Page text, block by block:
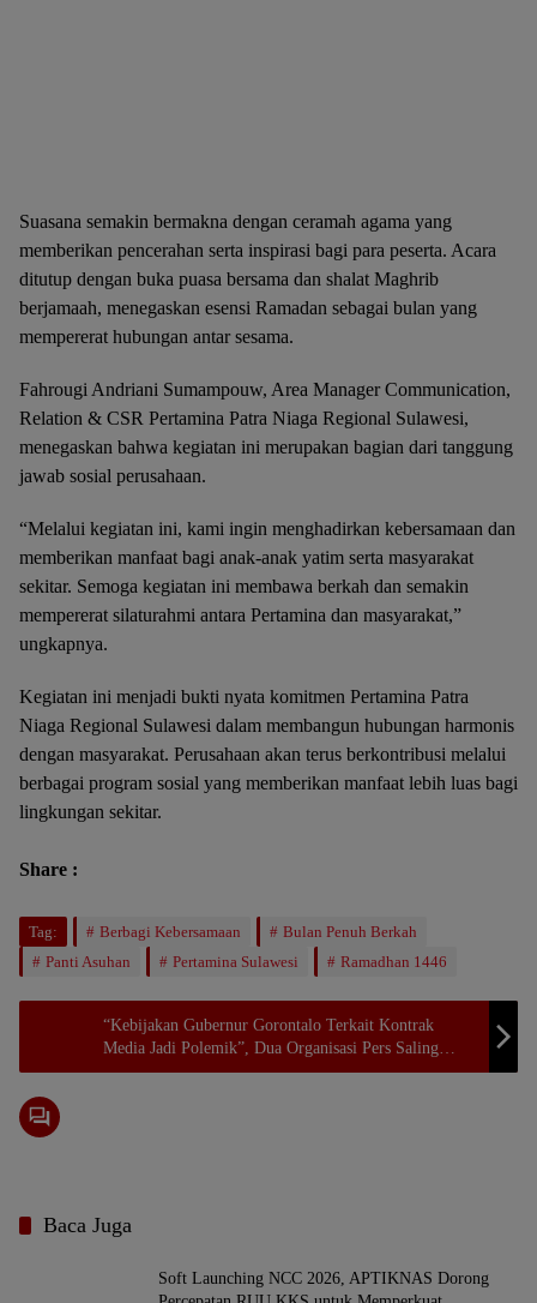
Suasana semakin bermakna dengan ceramah agama yang
memberikan pencerahan serta inspirasi bagi para peserta. Acara
ditutup dengan buka puasa bersama dan shalat Maghrib
berjamaah, menegaskan esensi Ramadan sebagai bulan yang
mempererat hubungan antar sesama.
Fahrougi Andriani Sumampouw, Area Manager Communication,
Relation & CSR Pertamina Patra Niaga Regional Sulawesi,
menegaskan bahwa kegiatan ini merupakan bagian dari tanggung
jawab sosial perusahaan.
“Melalui kegiatan ini, kami ingin menghadirkan kebersamaan dan
memberikan manfaat bagi anak-anak yatim serta masyarakat
sekitar. Semoga kegiatan ini membawa berkah dan semakin
mempererat silaturahmi antara Pertamina dan masyarakat,”
ungkapnya.
Kegiatan ini menjadi bukti nyata komitmen Pertamina Patra
Niaga Regional Sulawesi dalam membangun hubungan harmonis
dengan masyarakat. Perusahaan akan terus berkontribusi melalui
berbagai program sosial yang memberikan manfaat lebih luas bagi
lingkungan sekitar.
Share :
Tag: Berbagi Kebersamaan
Bulan Penuh Berkah
Panti Asuhan
Pertamina Sulawesi Ramadhan 1446
“Kebijakan Gubernur Gorontalo Terkait Kontrak
Media Jadi Polemik”, Dua Organisasi Pers Saling
Serang
Baca Juga
Soft Launching NCC 2026, APTIKNAS Dorong